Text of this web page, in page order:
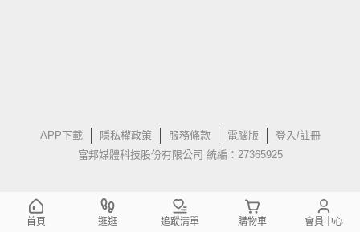
APP下載 隱私權政策 服務條款 電腦版
登入/註冊
富邦媒體科技股份有限公司 統編：27365925
首頁 逛逛 追蹤清單 購物車 會員中心